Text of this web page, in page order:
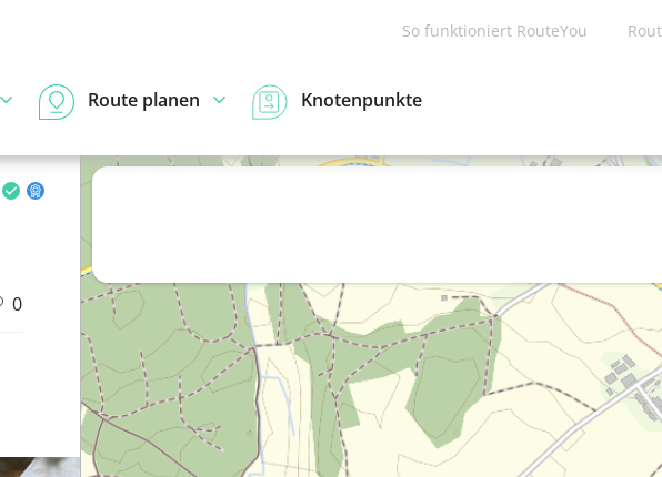
So funktioniert RouteYou
Route planen Knotenpunkte
0